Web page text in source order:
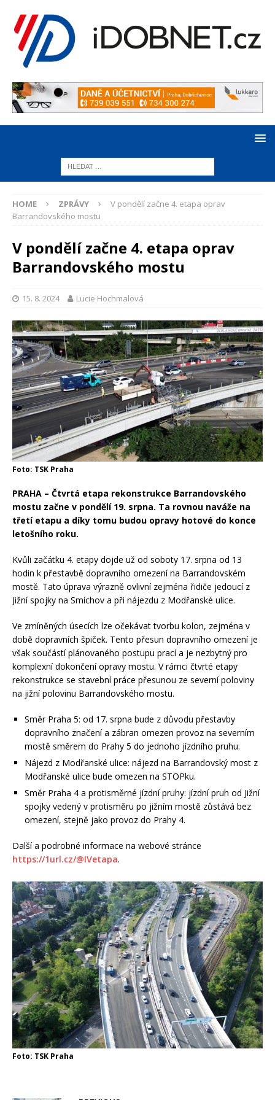
HOME ZPRÁVY
V pondělí začne 4. etapa oprav
Barrandovského mostu
V pondělí začne 4. etapa oprav
Barrandovského mostu
15. 8. 2024 Lucie Hochmalová
Foto: TSK Praha
PRAHA – Čtvrtá etapa rekonstrukce Barrandovského
mostu začne v pondělí 19. srpna. Ta rovnou naváže na
třetí etapu a díky tomu budou opravy hotové do konce
letošního roku.
Kvůli začátku 4. etapy dojde už od soboty 17. srpna od 13
hodin k přestavbě dopravního omezení na Barrandovském
mostě. Tato úprava výrazně ovlivní zejména řidiče jedoucí z
Jižní spojky na Smíchov a při nájezdu z Modřanské ulice.
Ve zmíněných úsecích lze očekávat tvorbu kolon, zejména v
době dopravních špiček. Tento přesun dopravního omezení je
však součástí plánovaného postupu prací a je nezbytný pro
komplexní dokončení opravy mostu. V rámci čtvrté etapy
rekonstrukce se stavební práce přesunou ze severní poloviny
na jižní polovinu Barrandovského mostu.
Směr Praha 5: od 17. srpna bude z důvodu přestavby
dopravního značení a zábran omezen provoz na severním
mostě směrem do Prahy 5 do jednoho jízdního pruhu.
Nájezd z Modřanské ulice: nájezd na Barrandovský most z
Modřanské ulice bude omezen na STOPku.
Směr Praha 4 a protisměrné jízdní pruhy: jízdní pruh od Jižní
spojky vedený v protisměru po jižním mostě zůstává bez
omezení, stejně jako provoz do Prahy 4.
Další a podrobné informace na webové stránce
https://1url.cz/@IVetapa.
Foto: TSK Praha